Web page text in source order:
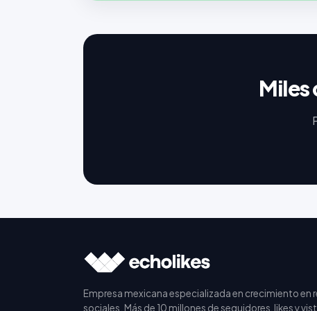
Miles
Empresa mexicana especializada en crecimiento en
sociales. Más de 10 millones de seguidores, likes y